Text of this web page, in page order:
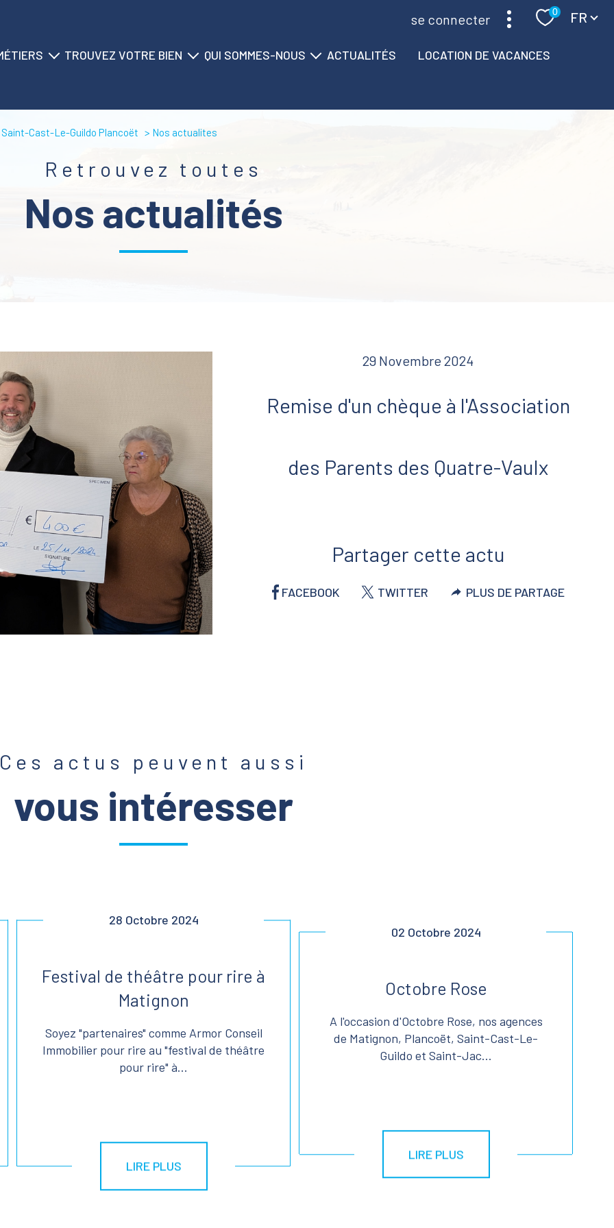
se connecter 0 FR
location
saisonnière
TROUVEZ VOTRE BIEN
nos biens à la location
nos locations saisonnières
QUI SOMMES-NOUS
nos agences
nos partenaires
ACTUALITÉS LOCATION DE VACANCES
Cast-Le-Guildo Plancoët Nos actualites
Retrouvez toutes
nos actualités
29 Novembre 2024
Remise d'un chèque à l'Association
des Parents des Quatre-Vaulx
Partager cette actu
FACEBOOK TWITTER PLUS DE PARTAGE
Ces actus peuvent aussi
vous intéresser
28 Octobre 2024
Festival de théâtre pour rire à
Matignon
Soyez "partenaires" comme Armor Conseil
Immobilier pour rire au "festival de théâtre
pour rire" à...
LIRE PLUS
02 Octobre 2024
Octobre Rose
A l'occasion d'Octobre Rose, nos agences
de Matignon, Plancoët, Saint-Cast-Le-
Guildo et Saint-Jac...
LIRE PLUS